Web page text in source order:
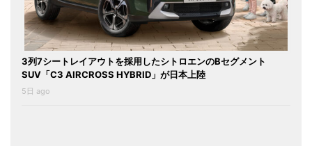
3列7シートレイアウトを採用したシトロエンのBセグメント
SUV「C3 AIRCROSS HYBRID」が日本上陸
5日 ago